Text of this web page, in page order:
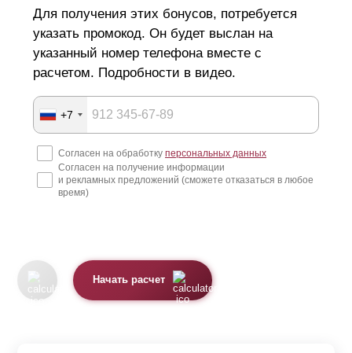
Для получения этих бонусов, потребуется
указать промокод. Он будет выслан на
указанный номер телефона вместе с
расчетом. Подробности в видео.
+7
Согласен на обработку персональных данных
Согласен на получение информации
и рекламных предложений (сможете отказаться в любое
время)
Начать расчет